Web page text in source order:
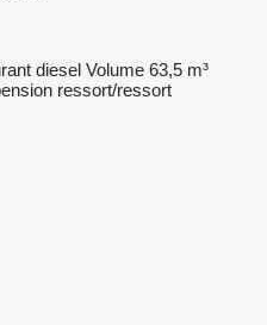
diesel Volume 63,5 m³
ressort/ressort